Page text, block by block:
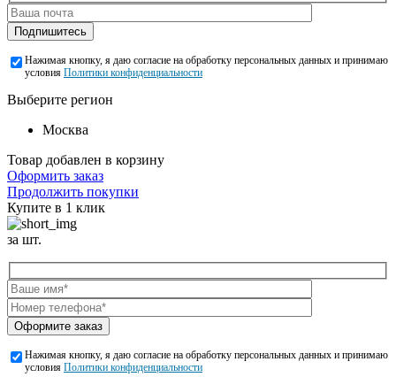
Подпишитесь
Нажимая кнопку, я даю согласие на обработку персональных данных и принимаю
условия Политики конфиденциальности
Выберите регион
Москва
Товар добавлен в корзину
Оформить заказ
Продолжить покупки
Купите в 1 клик
за шт.
Оформите заказ
Нажимая кнопку, я даю согласие на обработку персональных данных и принимаю
условия Политики конфиденциальности